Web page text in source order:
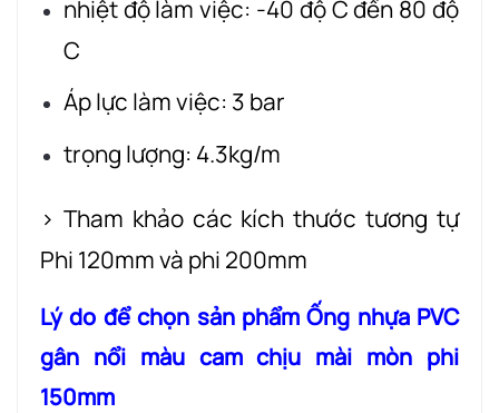
nhiệt độ làm việc: -40 độ C đến 80 độ
C
Áp lực làm việc: 3 bar
trọng lượng: 4.3kg/m
> Tham khảo các kích thước tương tự
Phi 120mm và phi 200mm
Lý do để chọn sản phẩm Ống nhựa PVC
gân nổi màu cam chịu mài mòn phi
150mm